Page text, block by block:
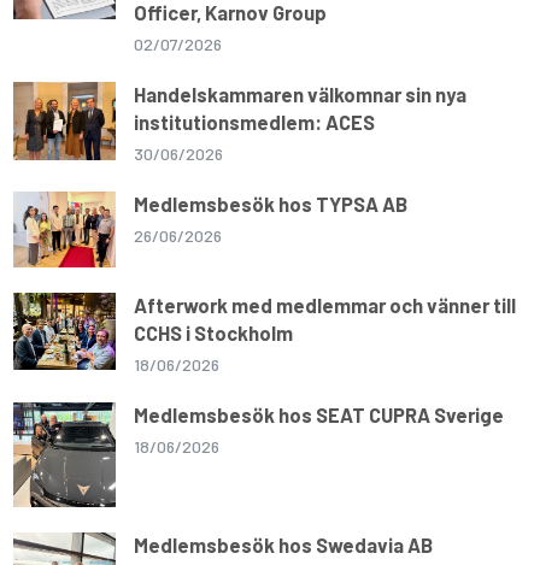
Officer, Karnov Group
02/07/2026
Handelskammaren välkomnar sin nya
institutionsmedlem: ACES
30/06/2026
Medlemsbesök hos TYPSA AB
26/06/2026
Afterwork med medlemmar och vänner till
CCHS i Stockholm
18/06/2026
Medlemsbesök hos SEAT CUPRA Sverige
18/06/2026
Medlemsbesök hos Swedavia AB